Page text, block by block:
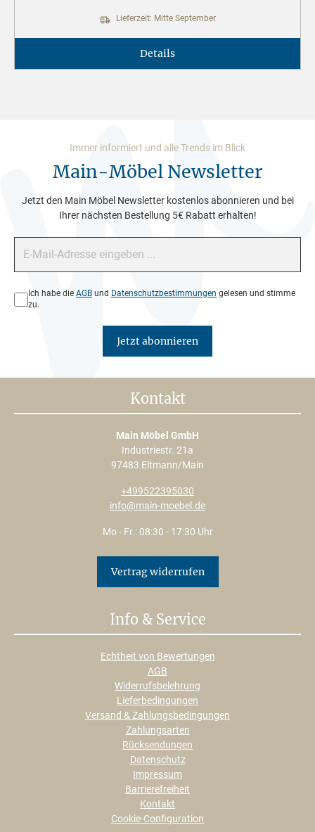
Lieferzeit: Mitte September
Details
Immer informiert und alle Trends im Blick
Main-Möbel Newsletter
Jetzt den Main Möbel Newsletter kostenlos abonnieren und bei
Ihrer nächsten Bestellung 5€ Rabatt erhalten!
Datenschutz*
Ich habe die AGB und Datenschutzbestimmungen gelesen und stimme
zu.
Jetzt abonnieren
Kontakt
Main Möbel GmbH
Industriestr. 21a
97483 Eltmann/Main
+499522395030
info@main-moebel.de
Mo - Fr.: 08:30 - 17:30 Uhr
Vertrag widerrufen
Info & Service
Echtheit von Bewertungen
AGB
Widerrufsbelehrung
Lieferbedingungen
Versand & Zahlungsbedingungen
Zahlungsarten
Rücksendungen
Datenschutz
Impressum
Barrierefreiheit
Kontakt
Cookie-Configuration